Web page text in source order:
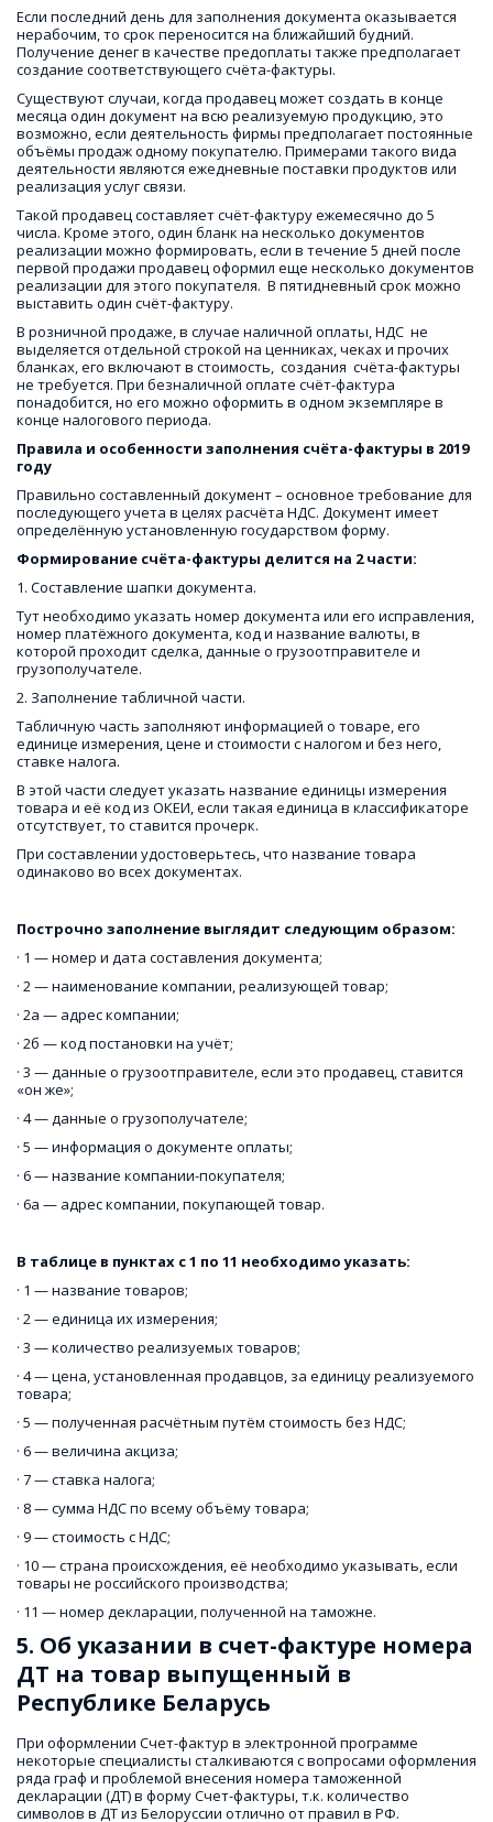
Если последний день для заполнения документа оказывается
нерабочим, то срок переносится на ближайший будний.
Получение денег в качестве предоплаты также предполагает
создание соответствующего счёта-фактуры.
Существуют случаи, когда продавец может создать в конце
месяца один документ на всю реализуемую продукцию, это
возможно, если деятельность фирмы предполагает постоянные
объёмы продаж одному покупателю. Примерами такого вида
деятельности являются ежедневные поставки продуктов или
реализация услуг связи.
Такой продавец составляет счёт-фактуру ежемесячно до 5
числа. Кроме этого, один бланк на несколько документов
реализации можно формировать, если в течение 5 дней после
первой продажи продавец оформил еще несколько документов
реализации для этого покупателя.  В пятидневный срок можно
выставить один счёт-фактуру.
В розничной продаже, в случае наличной оплаты, НДС  не
выделяется отдельной строкой на ценниках, чеках и прочих
бланках, его включают в стоимость,  создания  счёта-фактуры
не требуется. При безналичной оплате счёт-фактура
понадобится, но его можно оформить в одном экземпляре в
конце налогового периода.
Правила и особенности заполнения счёта-фактуры в 2019
году
Правильно составленный документ – основное требование для
последующего учета в целях расчёта НДС. Документ имеет
определённую установленную государством форму.
Формирование счёта-фактуры делится на 2 части:
1. Составление шапки документа.
Тут необходимо указать номер документа или его исправления,
номер платёжного документа, код и название валюты, в
которой проходит сделка, данные о грузоотправителе и
грузополучателе.
2. Заполнение табличной части.
Табличную часть заполняют информацией о товаре, его
единице измерения, цене и стоимости с налогом и без него,
ставке налога.
В этой части следует указать название единицы измерения
товара и её код из ОКЕИ, если такая единица в классификаторе
отсутствует, то ставится прочерк.
При составлении удостоверьтесь, что название товара
одинаково во всех документах.
Построчно заполнение выглядит следующим образом:
· 1 — номер и дата составления документа;
· 2 — наименование компании, реализующей товар;
· 2а — адрес компании;
· 2б — код постановки на учёт;
· 3 — данные о грузоотправителе, если это продавец, ставится
«он же»;
· 4 — данные о грузополучателе;
· 5 — информация о документе оплаты;
· 6 — название компании-покупателя;
· 6а — адрес компании, покупающей товар.
В таблице в пунктах с 1 по 11 необходимо указать:
· 1 — название товаров;
· 2 — единица их измерения;
· 3 — количество реализуемых товаров;
· 4 — цена, установленная продавцов, за единицу реализуемого
товара;
· 5 — полученная расчётным путём стоимость без НДС;
· 6 — величина акциза;
· 7 — ставка налога;
· 8 — сумма НДС по всему объёму товара;
· 9 — стоимость с НДС;
· 10 — страна происхождения, её необходимо указывать, если
товары не российского производства;
· 11 — номер декларации, полученной на таможне.
5. Об указании в счет-фактуре номера
ДТ на товар выпущенный в
Республике Беларусь
При оформлении Счет-фактур в электронной программе
некоторые специалисты сталкиваются с вопросами оформления
ряда граф и проблемой внесения номера таможенной
декларации (ДТ) в форму Счет-фактуры, т.к. количество
символов в ДТ из Белоруссии отлично от правил в РФ.